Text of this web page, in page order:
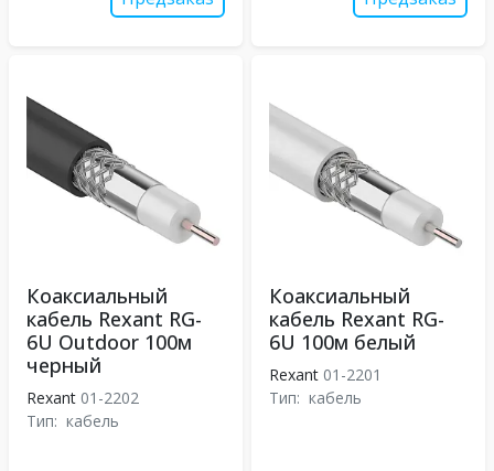
Коаксиальный
кабель Rexant RG-
6U Outdoor 100м
черный
Rexant 01-2202
Тип: кабель
Коаксиальный
кабель Rexant RG-
6U 100м белый
Rexant 01-2201
Тип: кабель